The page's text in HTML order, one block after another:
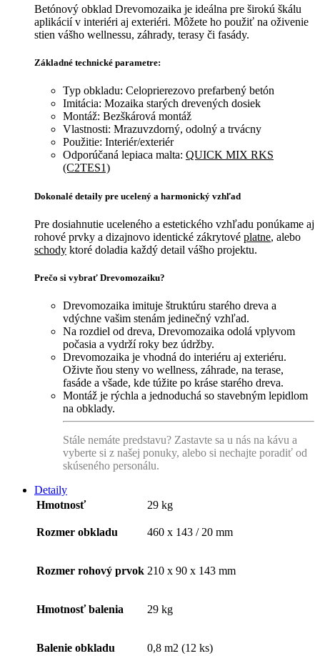
Betónový obklad Drevomozaika je ideálna pre širokú škálu
aplikácií v interiéri aj exteriéri. Môžete ho použiť na oživenie
stien vášho wellnessu, záhrady, terasy či fasády.
Základné technické parametre:
Typ obkladu: Celoprierezovo prefarbený betón
Imitácia: Mozaika starých drevených dosiek
Montáž: Bezškárová montáž
Vlastnosti: Mrazuvzdorný, odolný a trvácny
Použitie: Interiér/exteriér
Odporúčaná lepiaca malta: QUICK MIX RKS
(C2TES1)
Dokonalé detaily pre ucelený a harmonický vzhľad
Pre dosiahnutie uceleného a estetického vzhľadu ponúkame aj
rohové prvky a dizajnovo identické zákrytové platne, alebo
schody ktoré doladia každý detail vášho projektu.
Prečo si vybrať Drevomozaiku?
Drevomozaika imituje štruktúru starého dreva a
vdýchne vašim stenám jedinečný vzhľad.
Na rozdiel od dreva, Drevomozaika odolá vplyvom
počasia a vydrží roky bez údržby.
Drevomozaika je vhodná do interiéru aj exteriéru.
Oživte ňou steny vo wellness, záhrade, na terase,
fasáde a všade, kde túžite po kráse starého dreva.
Montáž je rýchla a jednoduchá so stavebným lepidlom
na obklady.
Stále nemáte predstavu? Zastavte sa u nás na kávu a
vyberte si z našej ponuky, alebo si nechajte poradiť od
skúseného personálu.
Detaily
Hmotnosť
29 kg
Rozmer obkladu 460 x 143 / 20 mm
Rozmer rohový prvok 210 x 90 x 143 mm
Hmotnosť balenia 29 kg
Balenie obkladu 0,8 m2 (12 ks)